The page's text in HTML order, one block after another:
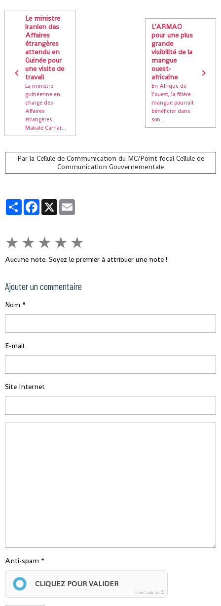
Le ministre
iranien des
Affaires
étrangères
attendu en
Guinée pour
une visite de
travail
La ministre
guinéenne en
charge des
Affaires
étrangères
Makalé Camar...
L’ARMAO
pour une plus
grande
visibilité de la
mangue
ouest-
africaine
En Afrique de
l’ouest, la filière
mangue pourrait
bénéficier dans
son...
Par la Cellule de Communication du MC/Point focal Cellule de
Communication Gouvernementale
PartagerFacebook
X
★ ★ ★ ★ ★
Aucune note. Soyez le premier à attribuer une note !
Ajouter un commentaire
Nom
E-mail
Site Internet
Anti-spam
CLIQUEZ POUR VALIDER
IconCaptcha ©